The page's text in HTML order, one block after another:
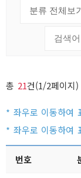
총 21건(1/2페이지)
번호